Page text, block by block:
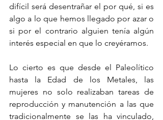
difícil será desentrañar el por qué, si es
algo a lo que hemos llegado por azar o
si por el contrario alguien tenía algún
interés especial en que lo creyéramos.
Lo cierto es que desde el Paleolítico
hasta la Edad de los Metales, las
mujeres no solo realizaban tareas de
reproducción y manutención a las que
tradicionalmente se las ha vinculado,